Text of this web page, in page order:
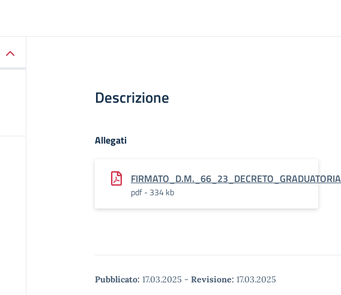
Descrizione
Allegati
pdf - 334 kb
Pubblicato: 17.03.2025 - Revisione: 17.03.2025